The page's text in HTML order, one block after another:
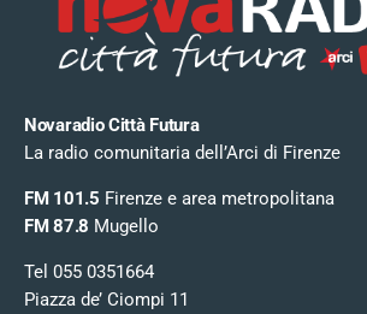
Novaradio Città Futura
La radio comunitaria dell’Arci di Firenze
FM 101.5 Firenze e area metropolitana
FM 87.8 Mugello
Tel 055 0351664
Piazza de’ Ciompi 11